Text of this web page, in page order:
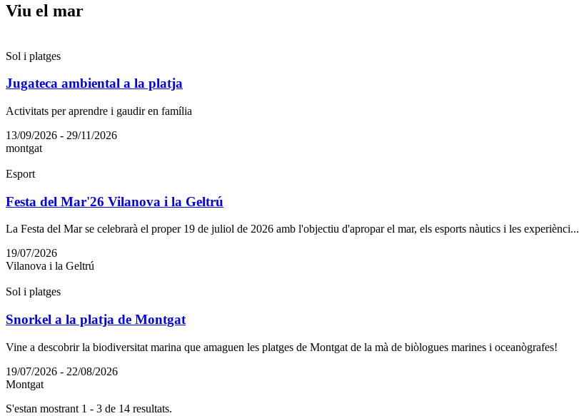
Viu el mar
Sol i platges
Jugateca ambiental a la platja
Activitats per aprendre i gaudir en família
13/09/2026 - 29/11/2026
montgat
Esport
Festa del Mar'26 Vilanova i la Geltrú
La Festa del Mar se celebrarà el proper 19 de juliol de 2026 amb l'objectiu d'apropar el mar, els esports nàutics i les experiènci...
19/07/2026
Vilanova i la Geltrú
Sol i platges
Snorkel a la platja de Montgat
Vine a descobrir la biodiversitat marina que amaguen les platges de Montgat de la mà de biòlogues marines i oceanògrafes!
19/07/2026 - 22/08/2026
Montgat
S'estan mostrant 1 - 3 de 14 resultats.